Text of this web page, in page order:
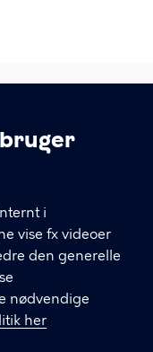
i
vise fx videoer
den generelle
nødvendige
her